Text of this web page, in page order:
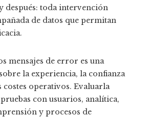
después: toda intervención
de datos que permitan
mensajes de error es una
la experiencia, la confianza
costes operativos. Evaluarla
con usuarios, analítica,
y procesos de